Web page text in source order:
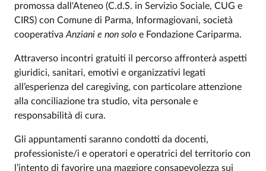
promossa dall'Ateneo (C.d.S. in Servizio Sociale, CUG e
CIRS) con Comune di Parma, Informagiovani, società
cooperativa Anziani e non solo e Fondazione Cariparma.
Attraverso incontri gratuiti il percorso affronterà aspetti
giuridici, sanitari, emotivi e organizzativi legati
all’esperienza del caregiving, con particolare attenzione
alla conciliazione tra studio, vita personale e
responsabilità di cura.
Gli appuntamenti saranno condotti da docenti,
professioniste/i e operatori e operatrici del territorio con
l’intento di favorire una maggiore consapevolezza sui